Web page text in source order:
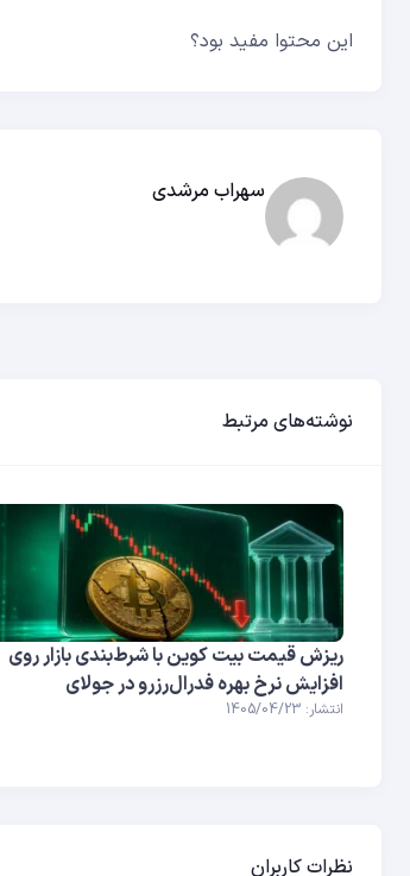
این محتوا مفید بود؟
سهراب مرشدی
نوشته‌های مرتبط
ریزش قیمت بیت کوین با شرط‌بندی بازار روی
افزایش نرخ بهره فدرال‌رزرو در جولای
انتشار: 1405/04/23
نظرات کاربران